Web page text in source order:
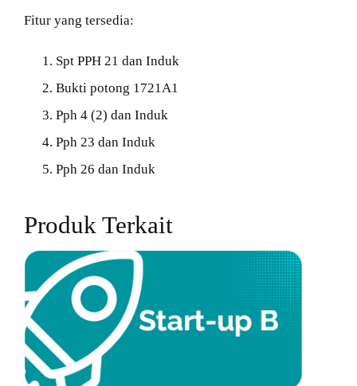
a
q
a
n
t
i
t
Fitur yang tersedia:
Spt PPH 21 dan Induk
Bukti potong 1721A1
Pph 4 (2) dan Induk
Pph 23 dan Induk
Pph 26 dan Induk
Produk Terkait